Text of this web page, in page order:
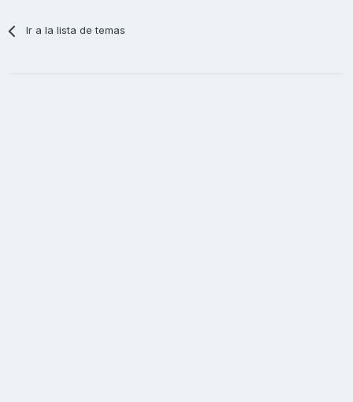
Ir a la lista de temas